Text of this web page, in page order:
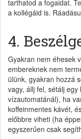
tarthatod a fogaidat.
a kollégáid is.
4.
Gyakran nem éhesek
embereknek nem
ülünk, gyakran hozzá
vagy, állj fel, sétálj
vízautomatánál), ha
koffeinmentes kávét,
előbbre viheti (ha
egyszerűen csak